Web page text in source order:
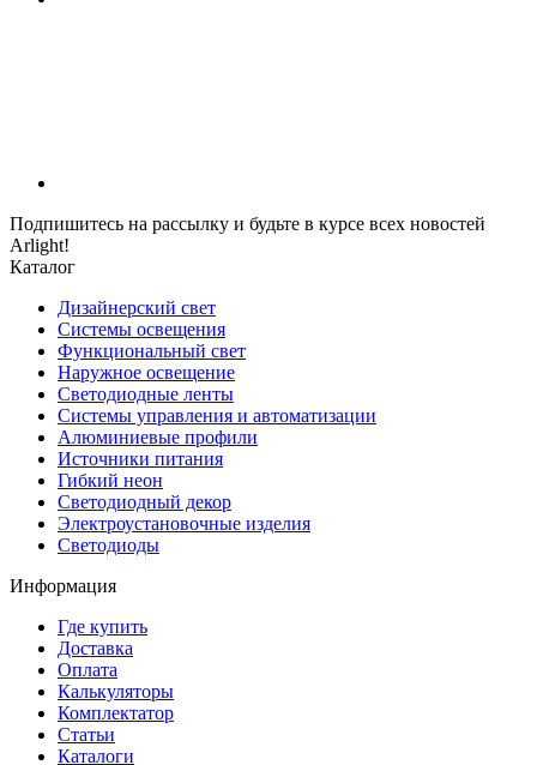
Подпишитесь на рассылку и будьте в курсе всех новостей
Arlight!
Каталог
Дизайнерский свет
Системы освещения
Функциональный свет
Наружное освещение
Светодиодные ленты
Системы управления и автоматизации
Алюминиевые профили
Источники питания
Гибкий неон
Светодиодный декор
Электроустановочные изделия
Светодиоды
Информация
Где купить
Доставка
Оплата
Калькуляторы
Комплектатор
Статьи
Каталоги